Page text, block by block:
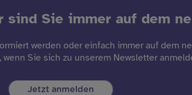
sind Sie immer auf dem
werden oder einfach immer auf dem
wenn Sie sich zu unserem Newsletter
Jetzt anmelden